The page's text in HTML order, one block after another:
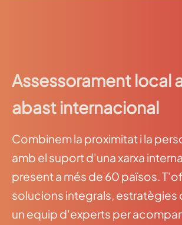
Assessorament local
abast internacional
Combinem la proximitat i la
amb el suport d'una xarxa
present a més de 60 països.
solucions integrals, estratègies
un equip d'experts per